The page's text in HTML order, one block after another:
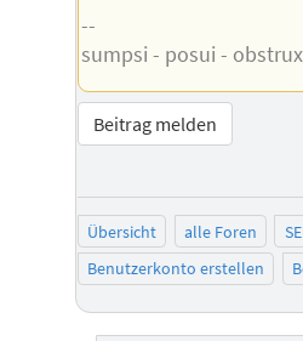
--
sumpsi - posui -
Beitrag melden
Übersicht alle Foren
Benutzerkonto erstellen